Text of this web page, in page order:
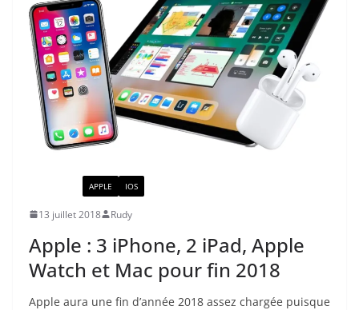
APPLE IOS
13 juillet 2018 Rudy
Apple : 3 iPhone, 2 iPad, Apple
Watch et Mac pour fin 2018
Apple aura une fin d’année 2018 assez chargée puisque